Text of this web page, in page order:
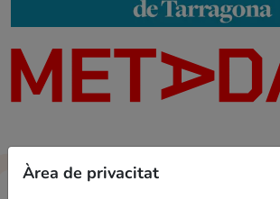
Contenido
Àrea de privacitat